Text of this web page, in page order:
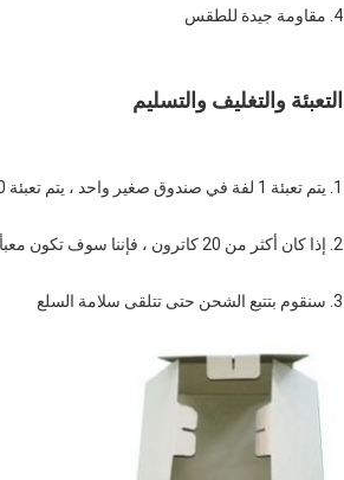
4. مقاومة جيدة للطقس
التعبئة والتغليف والتسليم
1. يتم تعبئة 1 لفة في صندوق صغير واحد ، يتم تعبئة 20 لفة / 24 لفة في 1 كاتون
2. إذا كان أكثر من 20 كاترون ، فإننا سوف تكون معبأة بمنصة نقالة
3. سنقوم بتتبع الشحن حتى تتلقى سلامة السلع